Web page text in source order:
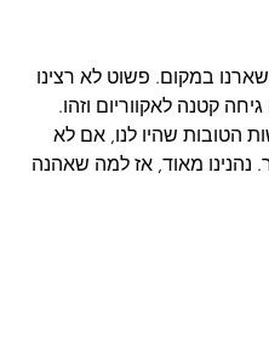
במקום. פשוט לא רצינו
קטנה לאקווריום וזהו.
הטובות שהיו לנו, אם לא
נהנינו מאוד, אז למה שאהנה